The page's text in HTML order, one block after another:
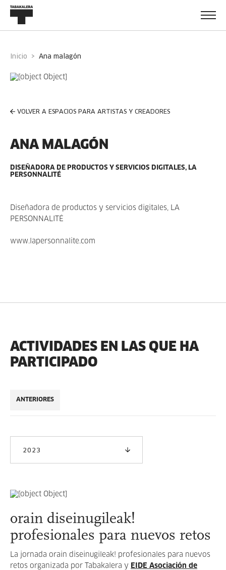
Inicio ana malagón
VOLVER A ESPACIOS PARA ARTISTAS Y CREADORES
ANA MALAGÓN
DISEÑADORA DE PRODUCTOS Y SERVICIOS DIGITALES, LA
PERSONNALITÉ
Diseñadora de productos y servicios digitales, LA
PERSONNALITÉ
www.lapersonnalite.com
ACTIVIDADES EN LAS QUE HA
PARTICIPADO
ANTERIORES
2023
orain diseinugileak!
profesionales para nuevos retos
La jornada orain diseinugileak! profesionales para nuevos
retos organizada por Tabakalera y EIDE Asociación de